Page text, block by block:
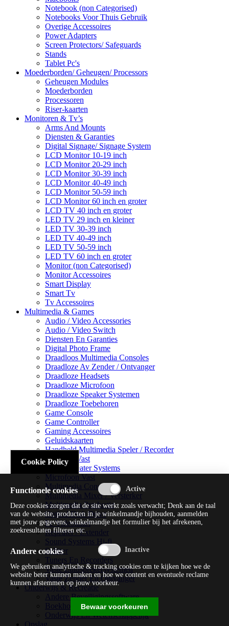
Notebook (non Categorised)
Notebooks Voor Thuis Gebruik
Overige Accessoires
Power Adapters
Screen Protectors/ Safeguards
Stands
Tablet Pc's
Moederborden/ Geheugen/ Processors
Geheugen Modules
Moederborden
Processoren
Riser-kaarten
Monitoren & Tv’s
Arms And Mounts
Diensten & Garanties
Digital Signage/ Signage System
LCD Monitor 10-19 inch
LCD Monitor 20-29 inch
LCD Monitor 30-39 inch
LCD Monitor 40-49 inch
LCD Monitor 50-59 inch
LCD Monitor 60 inch en groter
LCD TV 40 inch en groter
LED TV 29 inch en kleiner
LED TV 30-39 inch
LED TV 40-49 inch
LED TV 50-59 inch
LED TV 60 inch en groter
Monitor (non Categorised)
Monitor Accessoires
Smart Display
Smart Tv
Tv Accessoires
Multimedia & Games
Audio / Video Accessories
Audio / Video Switch
Diensten En Garanties
Digital Photo Frame
Draadloos Multimedia Consoles
Draadloze Av Zender / Ontvanger
Draadloze Headsets
Draadloze Microfoon
Draadloze Speaker Systemen
Draadloze Toebehoren
Game Console
Game Controller
Gaming Accessoires
Geluidskaarten
Handheld Multimedia Speler / Recorder
Headsets Vast
Home Theater Systems
Microfoon Vast
Multimedia Consoles
Multimedia Mixer / Versterker
Multimedia Productie
Optical Disk Drive
Pc Videokaart
Repeater / Extender
Sound Systems Hi-fi
Splitter
Tuners En Recorders
Vaste Luidsprekersystemen
Vaste Zender En Ontvanger
Onderwijs & Recreatie
Andere Beveiligingssoftware
Boekhouding / Financiën
Onderwijs En Wetenschappelijk
Cookie Policy
Functionele cookies
Deze cookies zorgen dat de site werkt zoals verwacht; Denk aan de taal
van de website, producten in je winkelmandje bijhouden, aanmelden
met jouw gegevens, winkelmandje het formulier bij het afrekenen,
zoekresultaten filteren etc.
Andere cookies
We gebruiken analytische & tracking cookies om te kijken hoe we de
website beter kunnen maken en hoe we content en eventuele reclame
kunnen afstemmen op jouw voorkeur.
Bewaar voorkeuren